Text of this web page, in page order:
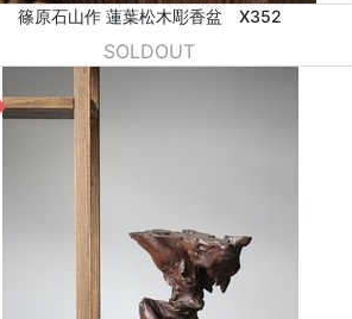
篠原石山作 蓮葉松木彫香盆 X352
SOLDOUT